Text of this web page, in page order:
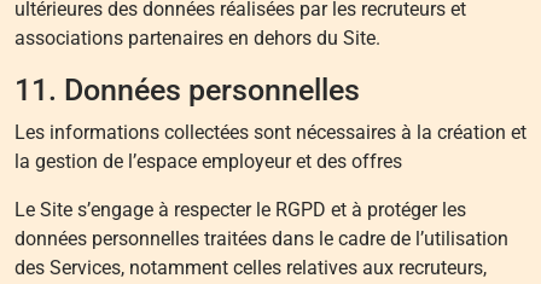
ultérieures des données réalisées par les recruteurs et
associations partenaires en dehors du Site.
11. Données personnelles
Les informations collectées sont nécessaires à la création et
la gestion de l’espace employeur et des offres
Le Site s’engage à respecter le RGPD et à protéger les
données personnelles traitées dans le cadre de l’utilisation
des Services, notamment celles relatives aux recruteurs,